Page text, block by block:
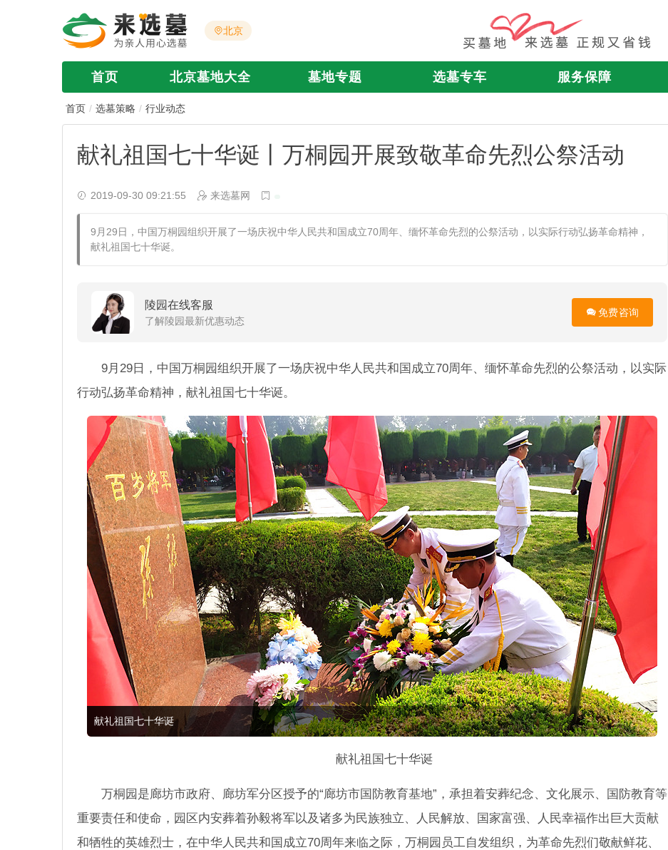
北京
首页 北京墓地大全 墓地专题 选墓专车 服务保障
首页 选墓策略 行业动态
献礼祖国七十华诞丨万桐园开展致敬革命先烈公祭活动
2019-09-30 09:21:55 来选墓网
​9月29日，中国万桐园组织开展了一场庆祝中华人民共和国成立70周年、缅怀革命先烈的公祭活动，以实际行动弘扬革命精神，
献礼祖国七十华诞。
陵园在线客服
了解陵园最新优惠动态
免费咨询
9月29日，中国万桐园组织开展了一场庆祝中华人民共和国成立70周年、缅怀革命先烈的公祭活动，以实际
行动弘扬革命精神，献礼祖国七十华诞。
献礼祖国七十华诞
献礼祖国七十华诞
万桐园是廊坊市政府、廊坊军分区授予的“廊坊市国防教育基地”，承担着安葬纪念、文化展示、国防教育等
重要责任和使命，园区内安葬着孙毅将军以及诸多为民族独立、人民解放、国家富强、人民幸福作出巨大贡献
和牺牲的英雄烈士，在中华人民共和国成立70周年来临之际，万桐园员工自发组织，为革命先烈们敬献鲜花、